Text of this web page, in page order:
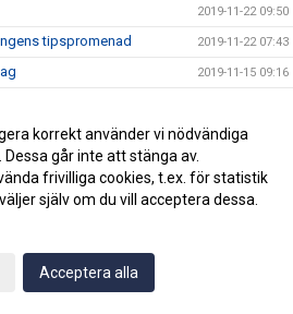
2019-11-22 09:50
tipspromenad 2019-11-22 07:43
2019-11-15 09:16
till ÄFF 2019-08-28 11:46
korrekt använder vi nödvändiga
går inte att stänga av.
frivilliga cookies, t.ex. för statistik
själv om du vill acceptera dessa.
Acceptera alla